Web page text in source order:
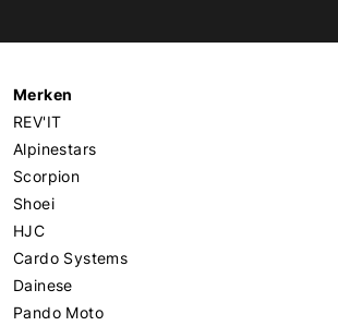
Merken
REV'IT
Alpinestars
Scorpion
Shoei
HJC
Cardo Systems
Dainese
Pando Moto